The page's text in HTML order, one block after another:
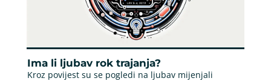
Ima li ljubav rok trajanja?
Kroz povijest su se pogledi na ljubav mijenjali